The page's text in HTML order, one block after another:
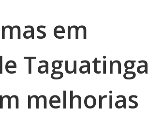
em
Taguatinga
melhorias